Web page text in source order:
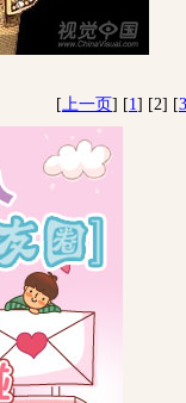
[上一页] [1] [2] [3